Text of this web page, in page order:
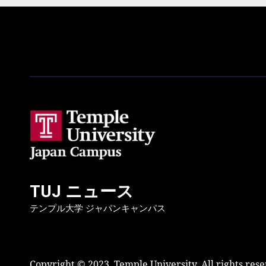
シ
TUJ ニュース
テンプル大学 ジャパンキャンパス